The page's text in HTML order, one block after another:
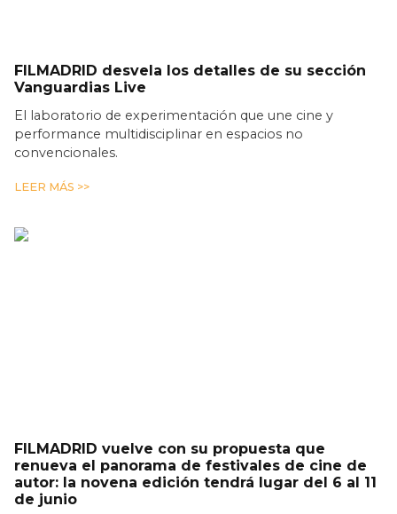
FILMADRID desvela los detalles de su sección
Vanguardias Live
El laboratorio de experimentación que une cine y
performance multidisciplinar en espacios no
convencionales.
LEER MÁS >>
FILMADRID vuelve con su propuesta que
renueva el panorama de festivales de cine de
autor: la novena edición tendrá lugar del 6 al 11
de junio